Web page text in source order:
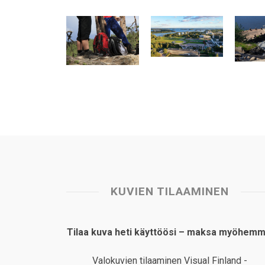
A
p
b
o
o
e
d
e
r
l
e
KUVIEN TILAAMINEN
Tilaa kuva heti käyttöösi – maksa
Valokuvien tilaaminen Visual Finland -